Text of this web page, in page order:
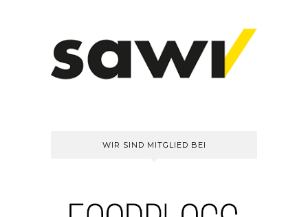
WIR SIND MITGLIED BEI